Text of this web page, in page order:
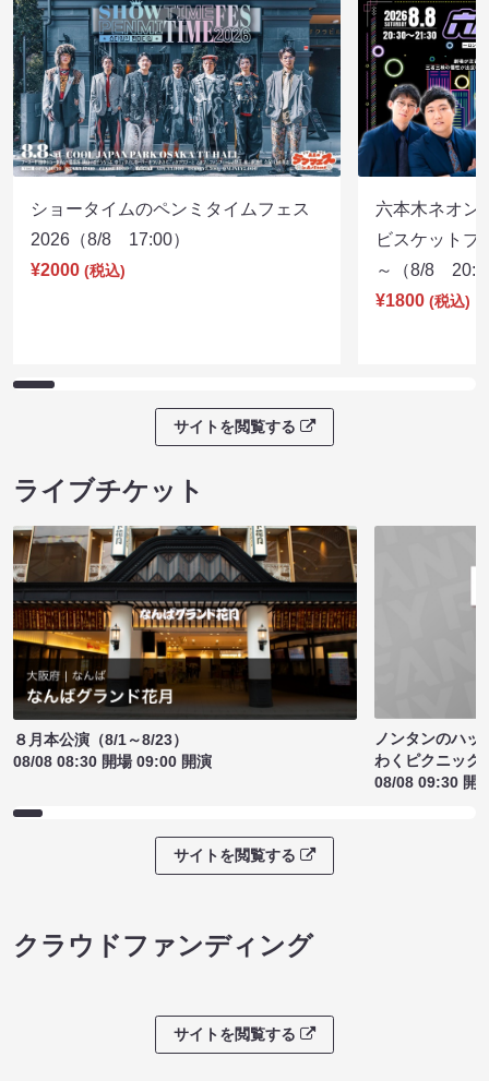
ショータイムのペンミタイムフェス
2026（8/8 17:00）
¥2000 (税込)
六本木ネオン
ビスケットブ
～（8/8
¥1800 (税込)
サイトを閲覧する
ライブチケット
８月本公演（8/1～8/23）
08/08 08:30 開場 09:00 開演
ノンタンのハッ
わくピクニック
08/08 09:30 開
サイトを閲覧する
クラウドファンディング
サイトを閲覧する